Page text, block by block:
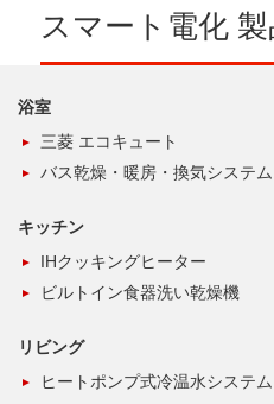
スマート電化
浴室
三菱 エコキュート
バス乾燥・暖房・換気システム
キッチン
IHクッキングヒーター
ビルトイン食器洗い乾燥機
リビング
ヒートポンプ式冷温水システム